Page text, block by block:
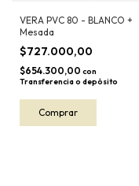
VERA PVC 80 - BLANCO +
Mesada
$727.000,00
$654.300,00 con
Transferencia o depósito